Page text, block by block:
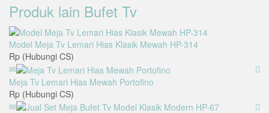
Produk lain Bufet Tv
Model Meja Tv Lemari Hias Klasik Mewah HP-314
Rp (Hubungi CS)
Meja Tv Lemari Hias Mewah Portofino
Rp (Hubungi CS)